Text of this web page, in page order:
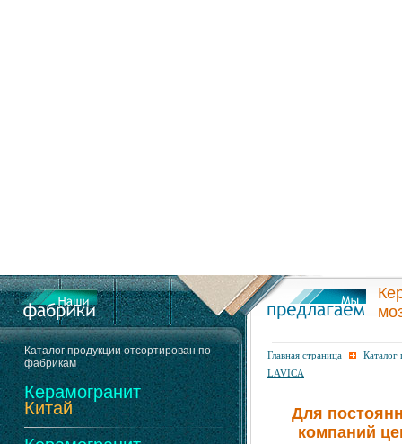
Каталог продукции отсортирован по
фабрикам
Керамогранит
Китай
Главная страница
Каталог
LAVICA
Для
компаний